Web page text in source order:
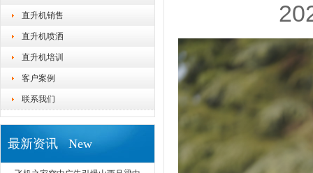
直升机销售
直升机喷洒
直升机培训
客户案例
联系我们
最新资讯 New